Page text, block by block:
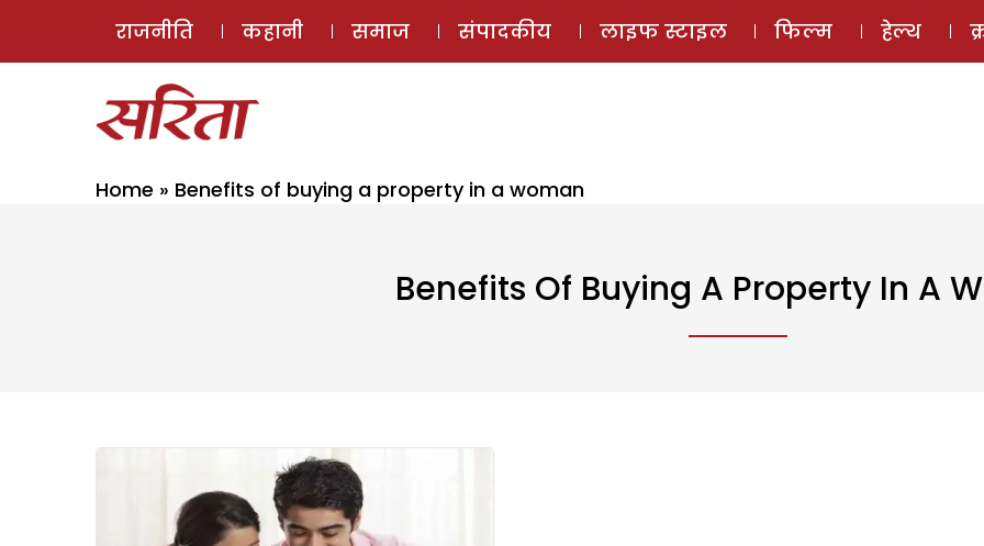
ई-मैगज़ीन
राजनीति कहानी समाज संपादकीय लाइफ स्टाइल फिल्म हेल्थ
Home » Benefits of buying a property in a woman
Benefits Of Buying A Property In A